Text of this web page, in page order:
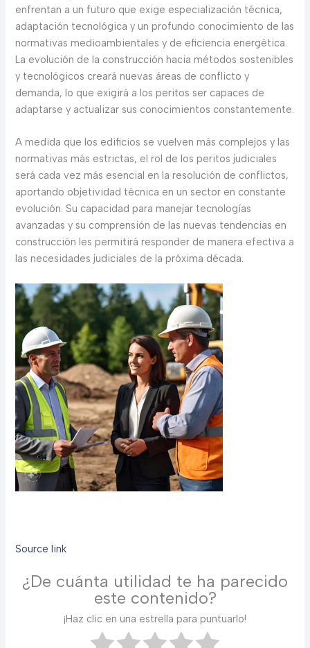
enfrentan a un futuro que exige especialización técnica,
adaptación tecnológica y un profundo conocimiento de las
normativas medioambientales y de eficiencia energética.
La evolución de la construcción hacia métodos sostenibles
y tecnológicos creará nuevas áreas de conflicto y
demanda, lo que exigirá a los peritos ser capaces de
adaptarse y actualizar sus conocimientos constantemente.
A medida que los edificios se vuelven más complejos y las
normativas más estrictas, el rol de los peritos judiciales
será cada vez más esencial en la resolución de conflictos,
aportando objetividad técnica en un sector en constante
evolución. Su capacidad para manejar tecnologías
avanzadas y su comprensión de las nuevas tendencias en
construcción les permitirá responder de manera efectiva a
las necesidades judiciales de la próxima década.
Source link
¿De cuánta utilidad te ha parecido
este contenido?
¡Haz clic en una estrella para puntuarlo!